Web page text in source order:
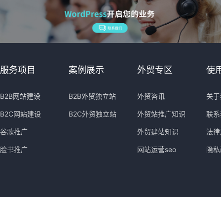
服务项目
B2B网站建设
B2C网站建设
谷歌推广
脸书推广
案例展示
B2B外贸独立站
B2C外贸独立站
外贸专区
外贸咨讯
外贸站推广知识
外贸建站知识
网站运营seo
使
关
联
法
隐